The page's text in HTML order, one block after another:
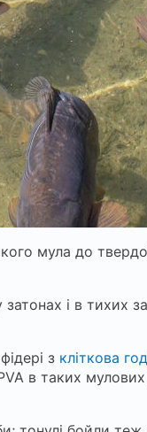
мула до
і в тихих
з кліткова
в таких